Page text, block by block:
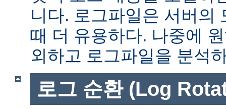
니다. 로그파일은 서버의
때 더 유용하다. 나중에
외하고 로그파일을 분석
로그 순환 (Log